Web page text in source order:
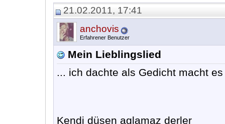
21.02.2011, 17:41
anchovis
Erfahrener Benutzer
Mein Lieblingslied
... ich dachte als Gedicht macht
Kendi düsen aglamaz derler